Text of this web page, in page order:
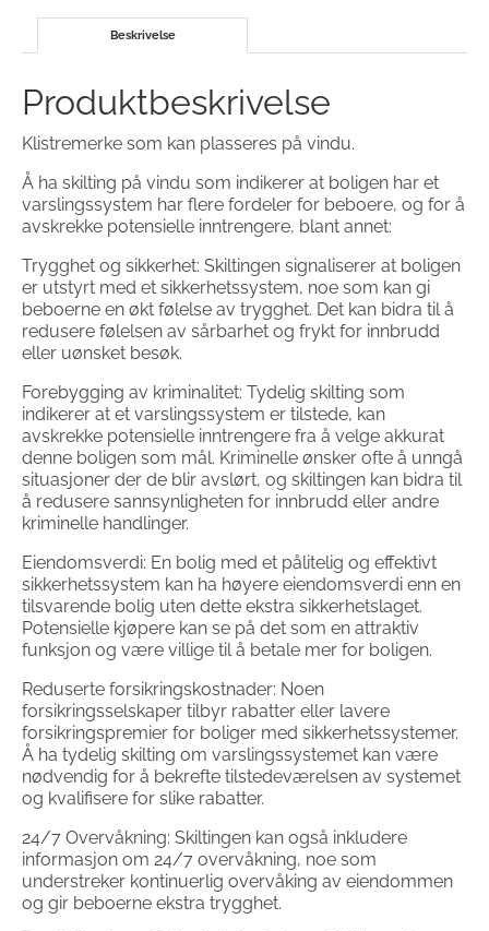
Beskrivelse
Produktbeskrivelse
Klistremerke som kan plasseres på vindu.
Å ha skilting på vindu som indikerer at boligen har et
varslingssystem har flere fordeler for beboere, og for å
avskrekke potensielle inntrengere, blant annet:
Trygghet og sikkerhet: Skiltingen signaliserer at boligen
er utstyrt med et sikkerhetssystem, noe som kan gi
beboerne en økt følelse av trygghet. Det kan bidra til å
redusere følelsen av sårbarhet og frykt for innbrudd
eller uønsket besøk.
Forebygging av kriminalitet: Tydelig skilting som
indikerer at et varslingssystem er tilstede, kan
avskrekke potensielle inntrengere fra å velge akkurat
denne boligen som mål. Kriminelle ønsker ofte å unngå
situasjoner der de blir avslørt, og skiltingen kan bidra til
å redusere sannsynligheten for innbrudd eller andre
kriminelle handlinger.
Eiendomsverdi: En bolig med et pålitelig og effektivt
sikkerhetssystem kan ha høyere eiendomsverdi enn en
tilsvarende bolig uten dette ekstra sikkerhetslaget.
Potensielle kjøpere kan se på det som en attraktiv
funksjon og være villige til å betale mer for boligen.
Reduserte forsikringskostnader: Noen
forsikringsselskaper tilbyr rabatter eller lavere
forsikringspremier for boliger med sikkerhetssystemer.
Å ha tydelig skilting om varslingssystemet kan være
nødvendig for å bekrefte tilstedeværelsen av systemet
og kvalifisere for slike rabatter.
24/7 Overvåkning: Skiltingen kan også inkludere
informasjon om 24/7 overvåkning, noe som
understreker kontinuerlig overvåking av eiendommen
og gir beboerne ekstra trygghet.